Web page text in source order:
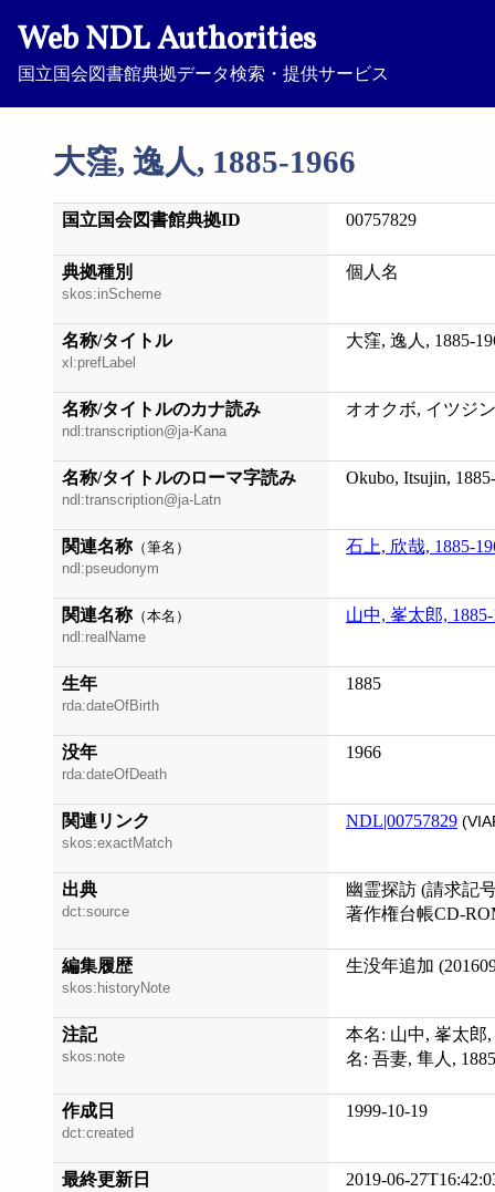
Web NDL Authorities
国立国会図書館典拠データ検索・提供サービス
大窪, 逸人, 1885-1966
国立国会図書館典拠ID 00757829
典拠種別
skos:inScheme
個人名
名称/タイトル
xl:prefLabel
大窪, 逸人, 1885-
名称/タイトルのカナ読み
ndl:transcription@ja-Kana
オオクボ, イツジ
名称/タイトルのローマ字読み
ndl:transcription@ja-Latn
Okubo, Itsujin,
関連名称（筆名）
ndl:pseudonym
石上, 欣哉, 1885-
関連名称（本名）
ndl:realName
山中, 峯太郎, 1885-
生年
rda:dateOfBirth
1885
没年
rda:dateOfDeath
1966
関連リンク
skos:exactMatch
NDL|00757829
出典
dct:source
幽霊探訪 (請求記
著作権台帳CD-
編集履歴
skos:historyNote
生没年追加
注記
skos:note
本名: 山中, 峯太郎,
名: 吾妻, 隼人,
作成日
dct:created
1999-10-19
最終更新日 2019-06-